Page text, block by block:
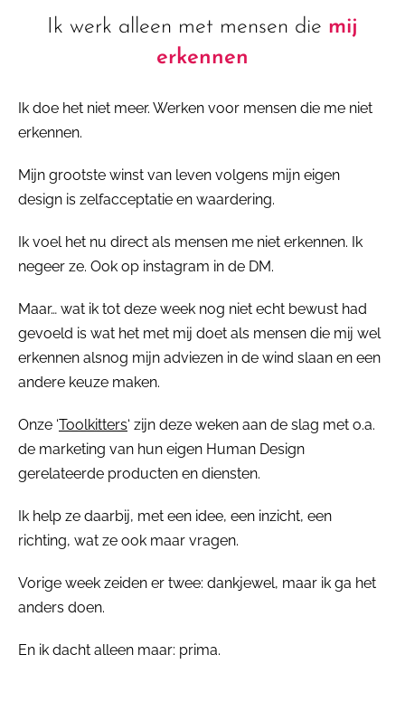
Ik werk alleen met mensen die mij
erkennen
Ik doe het niet meer. Werken voor mensen die me niet
erkennen.
Mijn grootste winst van leven volgens mijn eigen
design is zelfacceptatie en waardering.
Ik voel het nu direct als mensen me niet erkennen. Ik
negeer ze. Ook op instagram in de DM.
Maar… wat ik tot deze week nog niet echt bewust had
gevoeld is wat het met mij doet als mensen die mij wel
erkennen alsnog mijn adviezen in de wind slaan en een
andere keuze maken.
Onze ‘Toolkitters‘ zijn deze weken aan de slag met o.a.
de marketing van hun eigen Human Design
gerelateerde producten en diensten.
Ik help ze daarbij, met een idee, een inzicht, een
richting, wat ze ook maar vragen.
Vorige week zeiden er twee: dankjewel, maar ik ga het
anders doen.
En ik dacht alleen maar: prima.